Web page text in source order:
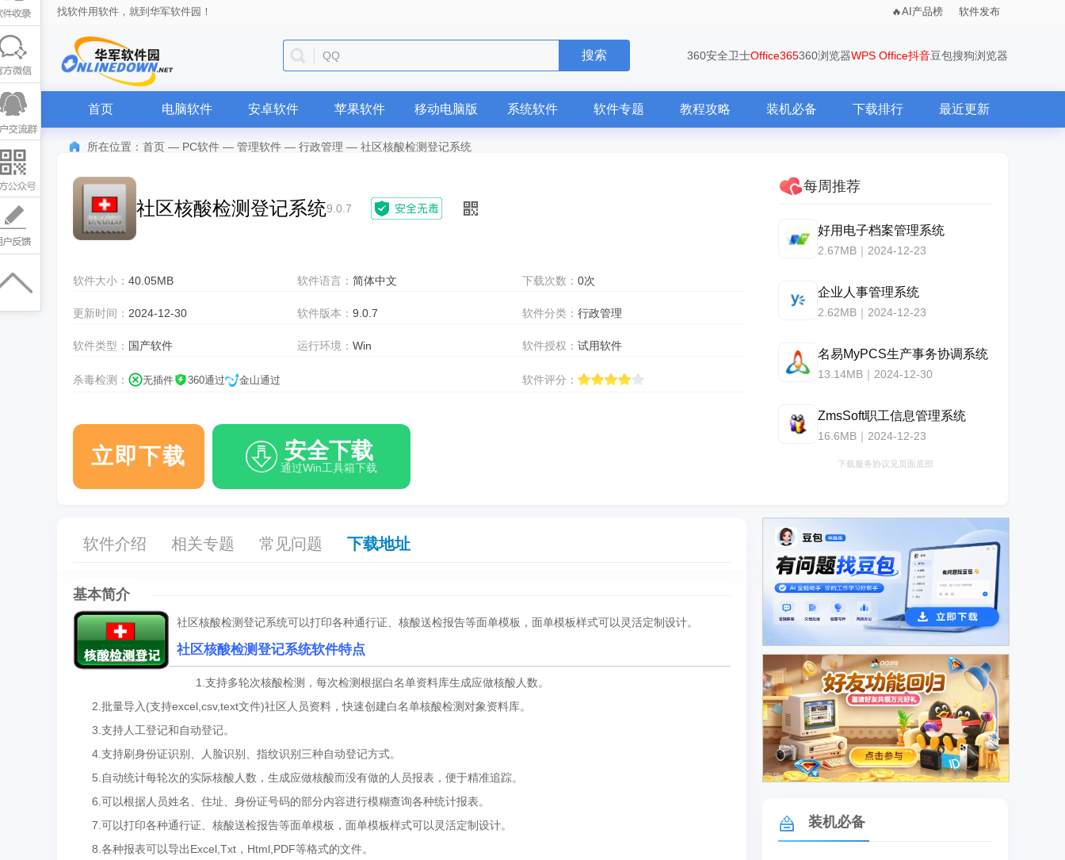
找软件用软件，就到华军软件园！ AI产品榜 软件发布
QQ 搜索 360安全卫士Office365360浏览器WPS Office抖音豆包搜狗浏览器
首页 电脑软件 安卓软件 苹果软件 移动电脑版 系统软件 软件专题 教程攻略 装机必备 下载排行 最近更新
所在位置： 首页 — PC软件 — 管理软件 — 行政管理 — 社区核酸检测登记系统
社区核酸检测登记系统9.0.7
软件大小： 40.05MB 软件语言：简体中文 下载次数： 0次
更新时间： 2024-12-30 软件版本：9.0.7 软件分类： 行政管理
软件类型： 国产软件 运行环境：Win 软件授权： 试用软件
杀毒检测： 无插件 360通过 金山通过 软件评分：
立即下载 安全下载
通过Win工具箱下载
每周推荐
好用电子档案管理系统
2.67MB｜2024-12-23
企业人事管理系统
2.62MB｜2024-12-23
名易MyPCS生产事务协调系统
13.14MB｜2024-12-30
ZmsSoft职工信息管理系统
16.6MB｜2024-12-23
下载服务协议见页面底部
软件介绍 相关专题 常见问题 下载地址
基本简介
社区核酸检测登记系统可以打印各种通行证、核酸送检报告等面单模板，面单模板样式可以灵活定制设计。
社区核酸检测登记系统软件特点
1.支持多轮次核酸检测，每次检测根据白名单资料库生成应做核酸人数。
2.批量导入(支持excel,csv,text文件)社区人员资料，快速创建白名单核酸检测对象资料库。
3.支持人工登记和自动登记。
4.支持刷身份证识别、人脸识别、指纹识别三种自动登记方式。
5.自动统计每轮次的实际核酸人数，生成应做核酸而没有做的人员报表，便于精准追踪。
6.可以根据人员姓名、住址、身份证号码的部分内容进行模糊查询各种统计报表。
7.可以打印各种通行证、核酸送检报告等面单模板，面单模板样式可以灵活定制设计。
8.各种报表可以导出Excel,Txt，Html,PDF等格式的文件。
广告
广告
装机必备